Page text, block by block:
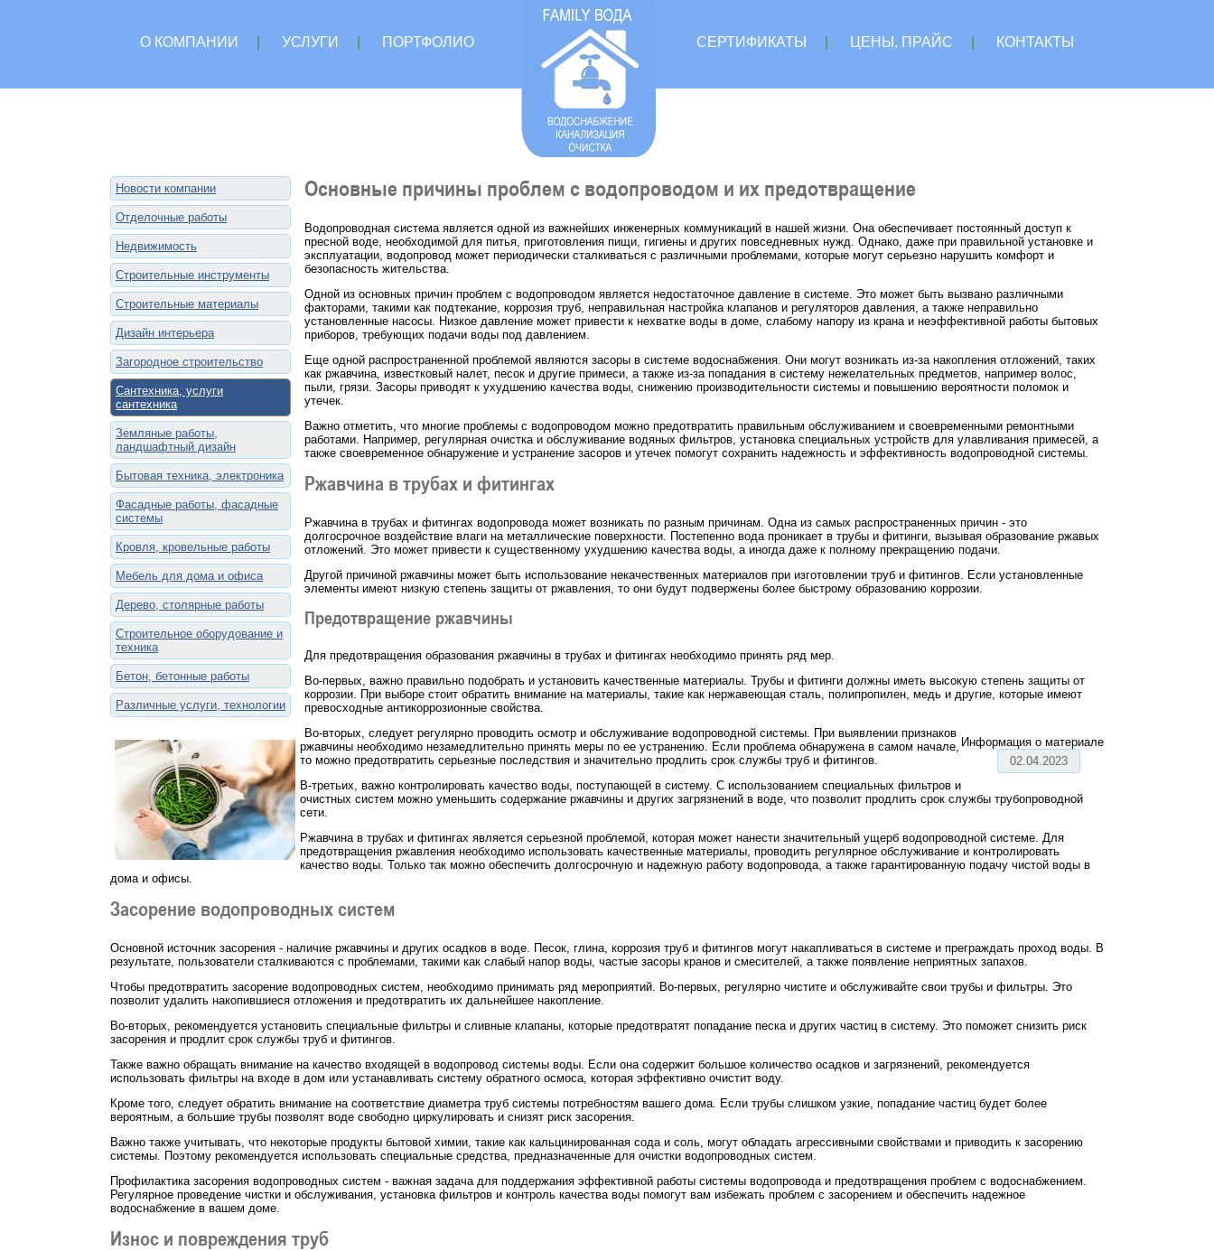
О КОМПАНИИ УСЛУГИ ПОРТФОЛИО СЕРТИФИКАТЫ ЦЕНЫ, ПРАЙС КОНТАКТЫ
Новости компании
Отделочные работы
Недвижимость
Строительные инструменты
Строительные материалы
Дизайн интерьера
Загородное строительство
Сантехника, услуги
сантехника
Земляные работы,
ландшафтный дизайн
Бытовая техника, электроника
Фасадные работы, фасадные
системы
Кровля, кровельные работы
Мебель для дома и офиса
Дерево, столярные работы
Строительное оборудование и
техника
Бетон, бетонные работы
Различные услуги, технологии
Основные причины проблем с водопроводом и их предотвращение
Информация о материале
02.04.2023
Водопроводная система является одной из важнейших инженерных коммуникаций в нашей жизни. Она обеспечивает постоянный доступ к
пресной воде, необходимой для питья, приготовления пищи, гигиены и других повседневных нужд. Однако, даже при правильной установке и
эксплуатации, водопровод может периодически сталкиваться с различными проблемами, которые могут серьезно нарушить комфорт и
безопасность жительства.
Одной из основных причин проблем с водопроводом является недостаточное давление в системе. Это может быть вызвано различными
факторами, такими как подтекание, коррозия труб, неправильная настройка клапанов и регуляторов давления, а также неправильно
установленные насосы. Низкое давление может привести к нехватке воды в доме, слабому напору из крана и неэффективной работы бытовых
приборов, требующих подачи воды под давлением.
Еще одной распространенной проблемой являются засоры в системе водоснабжения. Они могут возникать из-за накопления отложений, таких
как ржавчина, известковый налет, песок и другие примеси, а также из-за попадания в систему нежелательных предметов, например волос,
пыли, грязи. Засоры приводят к ухудшению качества воды, снижению производительности системы и повышению вероятности поломок и
утечек.
Важно отметить, что многие проблемы с водопроводом можно предотвратить правильным обслуживанием и своевременными ремонтными
работами. Например, регулярная очистка и обслуживание водяных фильтров, установка специальных устройств для улавливания примесей, а
также своевременное обнаружение и устранение засоров и утечек помогут сохранить надежность и эффективность водопроводной системы.
Ржавчина в трубах и фитингах
Ржавчина в трубах и фитингах водопровода может возникать по разным причинам. Одна из самых распространенных причин - это
долгосрочное воздействие влаги на металлические поверхности. Постепенно вода проникает в трубы и фитинги, вызывая образование ржавых
отложений. Это может привести к существенному ухудшению качества воды, а иногда даже к полному прекращению подачи.
Другой причиной ржавчины может быть использование некачественных материалов при изготовлении труб и фитингов. Если установленные
элементы имеют низкую степень защиты от ржавления, то они будут подвержены более быстрому образованию коррозии.
Предотвращение ржавчины
Для предотвращения образования ржавчины в трубах и фитингах необходимо принять ряд мер.
Во-первых, важно правильно подобрать и установить качественные материалы. Трубы и фитинги должны иметь высокую степень защиты от
коррозии. При выборе стоит обратить внимание на материалы, такие как нержавеющая сталь, полипропилен, медь и другие, которые имеют
превосходные антикоррозионные свойства.
Во-вторых, следует регулярно проводить осмотр и обслуживание водопроводной системы. При выявлении признаков
ржавчины необходимо незамедлительно принять меры по ее устранению. Если проблема обнаружена в самом начале,
то можно предотвратить серьезные последствия и значительно продлить срок службы труб и фитингов.
В-третьих, важно контролировать качество воды, поступающей в систему. С использованием специальных фильтров и
очистных систем можно уменьшить содержание ржавчины и других загрязнений в воде, что позволит продлить срок службы трубопроводной
сети.
Ржавчина в трубах и фитингах является серьезной проблемой, которая может нанести значительный ущерб водопроводной системе. Для
предотвращения ржавления необходимо использовать качественные материалы, проводить регулярное обслуживание и контролировать
качество воды. Только так можно обеспечить долгосрочную и надежную работу водопровода, а также гарантированную подачу чистой воды в
дома и офисы.
Засорение водопроводных систем
Основной источник засорения - наличие ржавчины и других осадков в воде. Песок, глина, коррозия труб и фитингов могут накапливаться в системе и преграждать проход воды. В
результате, пользователи сталкиваются с проблемами, такими как слабый напор воды, частые засоры кранов и смесителей, а также появление неприятных запахов.
Чтобы предотвратить засорение водопроводных систем, необходимо принимать ряд мероприятий. Во-первых, регулярно чистите и обслуживайте свои трубы и фильтры. Это
позволит удалить накопившиеся отложения и предотвратить их дальнейшее накопление.
Во-вторых, рекомендуется установить специальные фильтры и сливные клапаны, которые предотвратят попадание песка и других частиц в систему. Это поможет снизить риск
засорения и продлит срок службы труб и фитингов.
Также важно обращать внимание на качество входящей в водопровод системы воды. Если она содержит большое количество осадков и загрязнений, рекомендуется
использовать фильтры на входе в дом или устанавливать систему обратного осмоса, которая эффективно очистит воду.
Кроме того, следует обратить внимание на соответствие диаметра труб системы потребностям вашего дома. Если трубы слишком узкие, попадание частиц будет более
вероятным, а большие трубы позволят воде свободно циркулировать и снизят риск засорения.
Важно также учитывать, что некоторые продукты бытовой химии, такие как кальцинированная сода и соль, могут обладать агрессивными свойствами и приводить к засорению
системы. Поэтому рекомендуется использовать специальные средства, предназначенные для очистки водопроводных систем.
Профилактика засорения водопроводных систем - важная задача для поддержания эффективной работы системы водопровода и предотвращения проблем с водоснабжением.
Регулярное проведение чистки и обслуживания, установка фильтров и контроль качества воды помогут вам избежать проблем с засорением и обеспечить надежное
водоснабжение в вашем доме.
Износ и повреждения труб